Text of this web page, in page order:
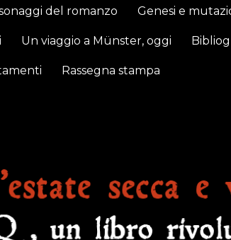
del romanzo Genesi e
Un viaggio a Münster, oggi
Rassegna stampa